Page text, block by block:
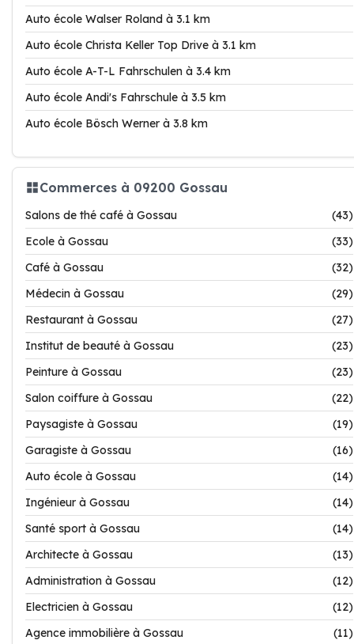
Auto école Walser Roland à 3.1 km
Auto école Christa Keller Top Drive à 3.1 km
Auto école A-T-L Fahrschulen à 3.4 km
Auto école Andi's Fahrschule à 3.5 km
Auto école Bösch Werner à 3.8 km
Commerces à 09200 Gossau
Salons de thé café à Gossau
(43)
Ecole à Gossau
(33)
Café à Gossau
(32)
Médecin à Gossau
(29)
Restaurant à Gossau
(27)
Institut de beauté à Gossau
(23)
Peinture à Gossau
(23)
Salon coiffure à Gossau
(22)
Paysagiste à Gossau
(19)
Garagiste à Gossau
(16)
Auto école à Gossau
(14)
Ingénieur à Gossau
(14)
Santé sport à Gossau
(14)
Architecte à Gossau
(13)
Administration à Gossau
(12)
Electricien à Gossau
(12)
Agence immobilière à Gossau
(11)